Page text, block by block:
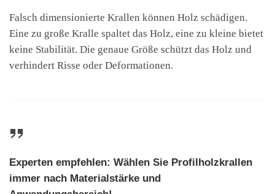
Falsch dimensionierte Krallen können Holz schädigen.
Eine zu große Kralle spaltet das Holz, eine zu kleine bietet
keine Stabilität. Die genaue Größe schützt das Holz und
verhindert Risse oder Deformationen.
Experten empfehlen: Wählen Sie Profilholzkrallen
immer nach Materialstärke und